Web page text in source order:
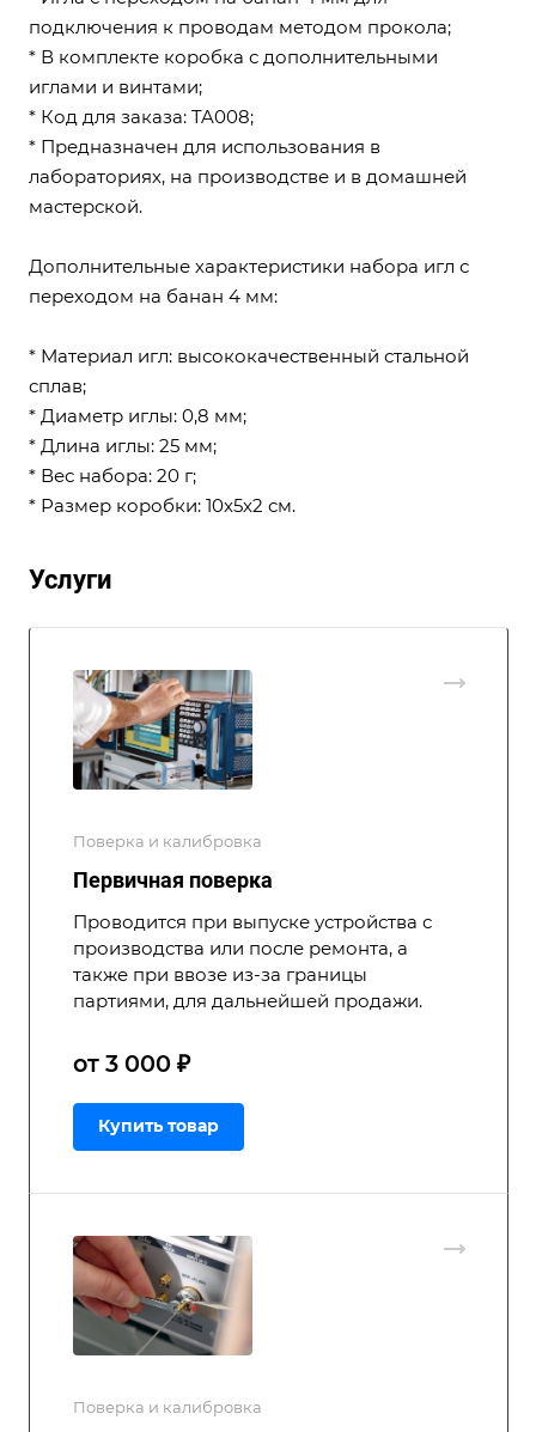
подключения к проводам методом прокола;
* В комплекте коробка с дополнительными
иглами и винтами;
* Код для заказа: TA008;
* Предназначен для использования в
лабораториях, на производстве и в домашней
мастерской.
Дополнительные характеристики набора игл с
переходом на банан 4 мм:
* Материал игл: высококачественный стальной
сплав;
* Диаметр иглы: 0,8 мм;
* Длина иглы: 25 мм;
* Вес набора: 20 г;
* Размер коробки: 10x5x2 см.
Услуги
Поверка и калибровка
Первичная поверка
Проводится при выпуске устройства с
производства или после ремонта, а
также при ввозе из-за границы
партиями, для дальнейшей продажи.
от 3 000 ₽
Купить товар
Поверка и калибровка